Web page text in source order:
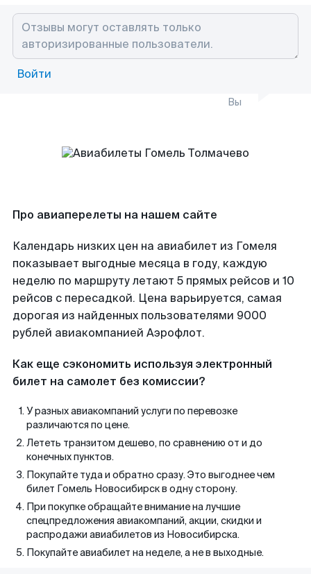
Войти
Вы
Про авиаперелеты на нашем сайте
Календарь низких цен на авиабилет из Гомеля
показывает выгодные месяца в году, каждую
неделю по маршруту летают 5 прямых рейсов и 10
рейсов с пересадкой. Цена варьируется, самая
дорогая из найденных пользователями 9000
рублей авиакомпанией Аэрофлот.
Как еще сэкономить используя электронный
билет на самолет без комиссии?
У разных авиакомпаний услуги по перевозке
различаются по цене.
Лететь транзитом дешево, по сравнению от и до
конечных пунктов.
Покупайте туда и обратно сразу. Это выгоднее чем
билет Гомель Новосибирск в одну сторону.
При покупке обращайте внимание на лучшие
спецпредложения авиакомпаний, акции, скидки и
распродажи авиабилетов из Новосибирска.
Покупайте авиабилет на неделе, а не в выходные.